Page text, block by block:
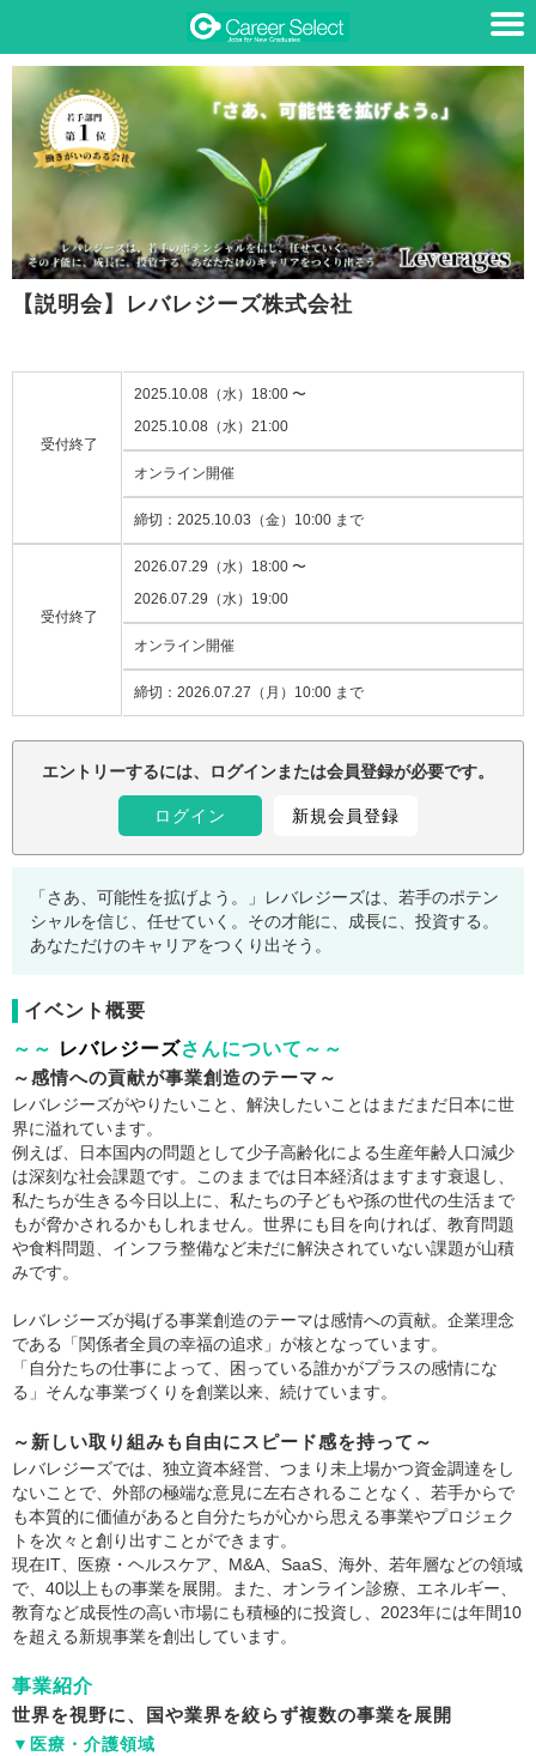
【説明会】レバレジーズ株式会社
受付終了
2025.10.08（水）18:00 〜
2025.10.08（水）21:00
オンライン開催
締切： 2025.10.03（金）10:00 まで
受付終了
2026.07.29（水）18:00 〜
2026.07.29（水）19:00
オンライン開催
締切： 2026.07.27（月）10:00 まで
注意事項：
エントリーするには、ログインまたは会員登録が必要です。
ログイン 新規会員登録
「さあ、可能性を拡げよう。」レバレジーズは、若手のポテン
シャルを信じ、任せていく。その才能に、成長に、投資する。
あなただけのキャリアをつくり出そう。
イベント概要
～～ レバレジーズさんについて～～
～感情への貢献が事業創造のテーマ～
レバレジーズがやりたいこと、解決したいことはまだまだ日本に世
界に溢れています。
例えば、日本国内の問題として少子高齢化による生産年齢人口減少
は深刻な社会課題です。このままでは日本経済はますます衰退し、
私たちが生きる今日以上に、私たちの子どもや孫の世代の生活まで
もが脅かされるかもしれません。世界にも目を向ければ、教育問題
や食料問題、インフラ整備など未だに解決されていない課題が山積
みです。
レバレジーズが掲げる事業創造のテーマは感情への貢献。企業理念
である「関係者全員の幸福の追求」が核となっています。
「自分たちの仕事によって、困っている誰かがプラスの感情にな
る」そんな事業づくりを創業以来、続けています。
～新しい取り組みも自由にスピード感を持って～
レバレジーズでは、独立資本経営、つまり未上場かつ資金調達をし
ないことで、外部の極端な意見に左右されることなく、若手からで
も本質的に価値があると自分たちが心から思える事業やプロジェク
トを次々と創り出すことができます。
現在IT、医療・ヘルスケア、M&A、SaaS、海外、若年層などの領域
で、40以上もの事業を展開。また、オンライン診療、エネルギー、
教育など成長性の高い市場にも積極的に投資し、2023年には年間10
を超える新規事業を創出しています。
事業紹介
世界を視野に、国や業界を絞らず複数の事業を展開
▼医療・介護領域